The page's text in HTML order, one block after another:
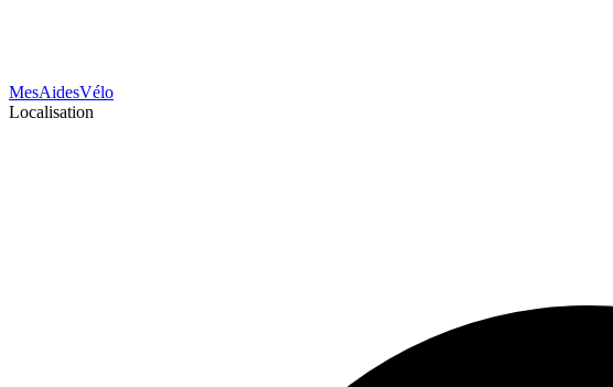
MesAidesVélo
Localisation